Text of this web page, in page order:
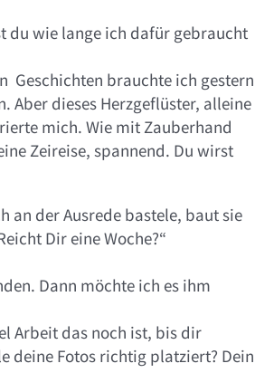
du wie lange ich dafür gebraucht
Geschichten brauchte ich gestern
Aber dieses Herzgeflüster, alleine
mich. Wie mit Zauberhand
Zeireise, spannend. Du wirst
an der Ausrede bastele, baut sie
Dir eine Woche?“
Dann möchte ich es ihm
Arbeit das noch ist, bis dir
deine Fotos richtig platziert? Dein